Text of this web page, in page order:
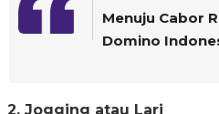
Menuju Cabor
Domino
2. Jogging atau Lari